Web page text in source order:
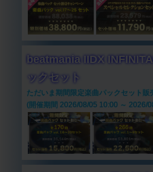
beatmania IIDX
ックセット
ただいま期間限定楽曲パックセット販
(開催期間 2026/08/05 10:00 ～ 2026/